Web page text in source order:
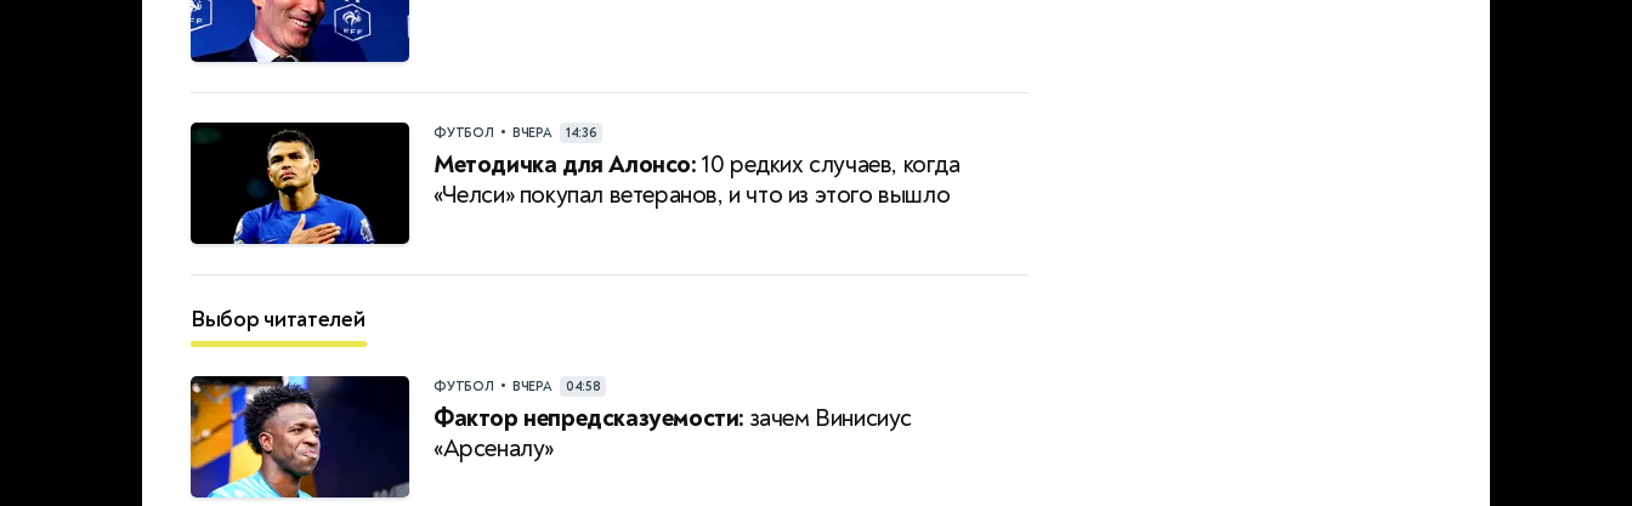
ФУТБОЛ • ВЧЕРА 14:36
Методичка для Алонсо: 10 редких случаев, когда
«Челси» покупал ветеранов, и что из этого вышло
Выбор читателей
ФУТБОЛ • ВЧЕРА 04:58
Фактор непредсказуемости: зачем Винисиус
«Арсеналу»